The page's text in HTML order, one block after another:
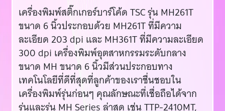
เครื่องพิมพ์สติ๊กเกอร์บาร์โค้ด TSC รุ่น MH261T
ขนาด 6 นิ้วประกอบด้วย MH261T ที่มีความ
ละเอียด 203 dpi และ MH361T ที่มีความละเอียด
300 dpi เครื่องพิมพ์อุตสาหกรรมระดับกลาง
ขนาด MH ขนาด 6 นิ้วมีส่วนประกอบทาง
เทคโนโลยีที่ดีที่สุดที่ลูกค้าของเราชื่นชอบใน
เครื่องพิมพ์รุ่นก่อนๆ คุณลักษณะที่เชื่อถือได้จาก
รุ่นและรุ่น MH Series ล่าสุด เช่น TTP-2410MT,